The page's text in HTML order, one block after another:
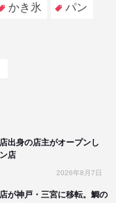
かき氷 パン
出身の店主がオープンし
店
2026年8月7日
が神戸・三宮に移転。鯛の